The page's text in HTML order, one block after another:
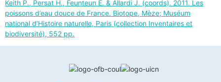
Keith P., Persat H., Feunteun E. & Allardi J. (coords). 2011. Les
poissons d’eau douce de France. Biotope, Mèze; Muséum
national d’Histoire naturelle, Paris (collection Inventaires et
biodiversité), 552 pp.